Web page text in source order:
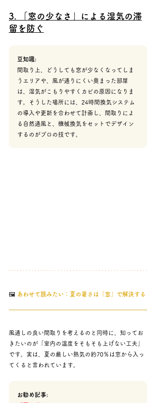
3. 「窓の少なさ」による湿気の滞
留を防ぐ
豆知識:
間取り上、どうしても窓が少なくなってしま
うエリアや、風が通りにくい奥まった部屋
は、湿気がこもりやすくカビの原因になりま
す。そうした場所には、24時間換気システム
の導入や更新を合わせて計画し、間取りによ
る自然通風と、機械換気をセットでデザイン
するのがプロの技です。
🖼️ あわせて読みたい：夏の暑さは「窓」で解決する
風通しの良い間取りを考えるのと同時に、知ってお
きたいのが「室内の温度をそもそも上げない工夫」
です。実は、夏の厳しい熱気の約70％は窓から入っ
てくると言われています。
お勧め記事: